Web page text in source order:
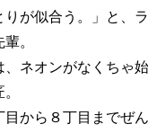
りが似合う。」と、
。
ネオンがなくちゃ始
から８丁目までぜ